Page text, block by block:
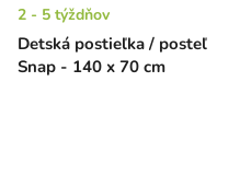
Detská postieľka / posteľ
Snap - 140 x 70 cm
2 - 5 týždňov